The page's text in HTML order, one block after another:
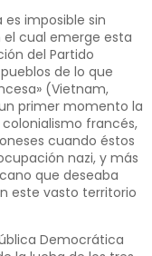
imposible sin
cual emerge esta
del Partido
de lo que
(Vietnam,
primer momento la
francés,
cuando éstos
nazi, y más
que deseaba
este vasto territorio
Democrática